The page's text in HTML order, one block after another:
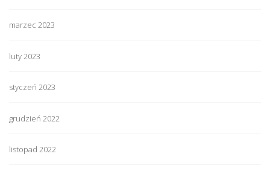
marzec 2023
luty 2023
styczeń 2023
grudzień 2022
listopad 2022